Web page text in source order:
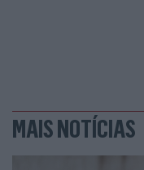
MAIS NOTÍCIAS